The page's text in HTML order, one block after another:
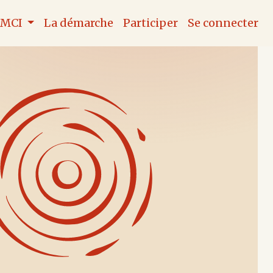
La démarche Participer Se connecter